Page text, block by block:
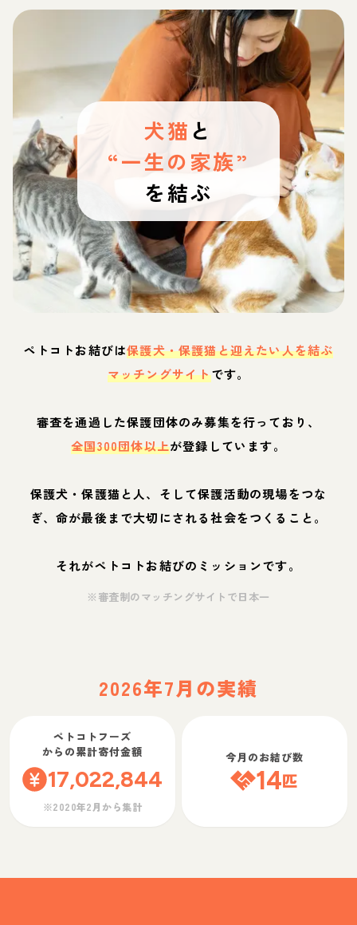
犬猫 と
“一生の家族”
を結ぶ
ペトコトお結びは保護犬・保護猫と迎えたい人を結ぶ
マッチングサイトです。
審査を通過した保護団体のみ募集を行っており、
全国300団体以上が登録しています。
保護犬・保護猫と人、そして保護活動の現場をつな
ぎ、命が最後まで大切にされる社会をつくること。
それがペトコトお結びのミッションです。
※審査制のマッチングサイトで日本一
2026年7月の実績
ペトコトフーズ
からの累計寄付金額
17,022,844
※2020年2月から集計
今月のお結び数
14匹